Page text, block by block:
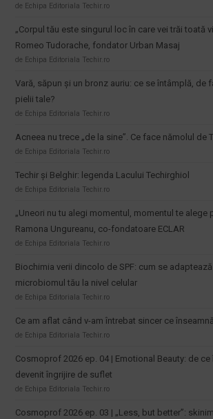
de Echipa Editoriala Techir.ro
„Corpul tău este singurul loc în care vei trăi toată
Romeo Tudorache, fondator Urban Masaj
de Echipa Editoriala Techir.ro
Vară, săpun și un bronz auriu: ce se întâmplă, de
pielii tale?
de Echipa Editoriala Techir.ro
Acneea nu trece „de la sine”. Ce face nămolul de
de Echipa Editoriala Techir.ro
Techir și Belghir: legenda Lacului Techirghiol
de Echipa Editoriala Techir.ro
„Uneori nu tu alegi momentul, momentul te alege
Ramona Ungureanu, co-fondatoare ECLAR
de Echipa Editoriala Techir.ro
Biochimia verii dincolo de SPF: cum se
microbiomul tău la nivel celular
de Echipa Editoriala Techir.ro
Ce am aflat când v-am întrebat sincer ce
de Echipa Editoriala Techir.ro
Cosmoprof 2026 ep. 04 | Emotional Beauty: de ce
devenit îngrijire de suflet
de Echipa Editoriala Techir.ro
Cosmoprof 2026 ep. 03 | „Less, but better”: